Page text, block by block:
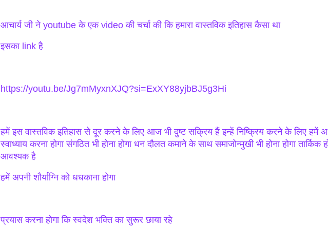
आचार्य जी ने youtube के एक video की चर्चा की कि हमारा वास्तविक इतिहास कैसा था
इसका link है
https://youtu.be/Jg7mMyxnXJQ?si=ExXY88yjbBJ5g3Hi
हमें इस वास्तविक इतिहास से दूर करने के लिए आज भी दुष्ट सक्रिय हैं इन्हें निष्क्रिय करने के लिए हमें
स्वाध्याय करना होगा संगठित भी होना होगा धन दौलत कमाने के साथ समाजोन्मुखी भी होना होगा तार्किक
आवश्यक है
हमें अपनी शौर्याग्नि को धधकाना होगा
प्रयास करना होगा कि स्वदेश भक्ति का सुरूर छाया रहे